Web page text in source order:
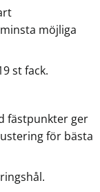
möjliga
st fack.
fästpunkter ger
för bästa